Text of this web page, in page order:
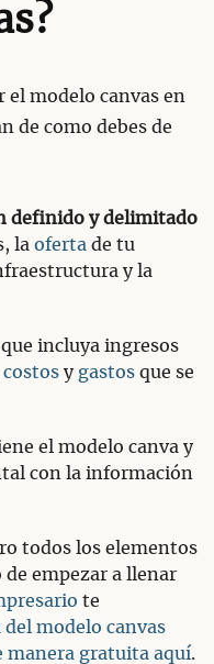
el modelo canvas en
de como debes de
definido y delimitado
la oferta de tu
y la
incluya ingresos
costos y gastos que se
el modelo canva y
con la información
todos los elementos
empezar a llenar
te
modelo canvas
manera gratuita aquí.